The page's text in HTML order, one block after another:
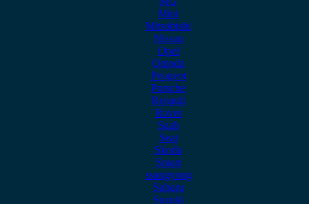
Mini
Mitsubishi
Nissan
Opel
Omoda
Peugeot
Porsche
Renault
Rover
Saab
Seat
Skoda
Smart
ssangyong
Subaru
Suzuki